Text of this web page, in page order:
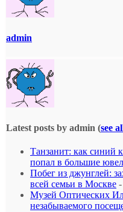
admin
Latest posts by admin (see
Танзанит: как синий
попал в большие
Побег из джунглей:
всей семьи в Москве
Музей Оптических
незабываемого